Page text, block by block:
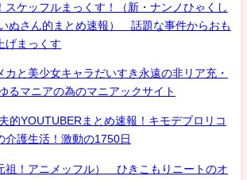
スケッフルまっくす！（新・ナンノひゃくし
ぬさん的まとめ速報） 話題な事件からおも
げまっくす
カと美少女キャラだいすき永遠の非リア充・
るマニアの為のマニアックサイト
的YOUTUBERまとめ速報！キモデブロリコ
介護生活！激動の1750日
祖！アニメッフル） ひきこもりニートのオ